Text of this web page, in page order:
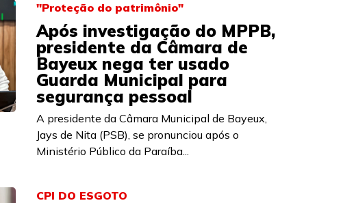
"Proteção do patrimônio"
Após investigação do MPPB,
presidente da Câmara de
Bayeux nega ter usado
Guarda Municipal para
segurança pessoal
A presidente da Câmara Municipal de Bayeux,
Jays de Nita (PSB), se pronunciou após o
Ministério Público da Paraíba...
CPI DO ESGOTO